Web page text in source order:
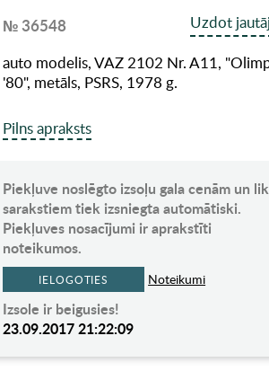
№ 36548
Uzdot
auto modelis, VAZ 2102 Nr. A11,
'80", metāls, PSRS, 1978 g.
Pilns apraksts
Piekļuve noslēgto izsoļu gala cenām un
sarakstiem tiek izsniegta automātiski.
Piekļuves nosacījumi ir aprakstīti
noteikumos.
IELOGOTIES Noteikumi
Izsole ir beigusies!
23.09.2017 21:22:09